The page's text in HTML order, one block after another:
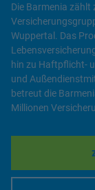
Die Barmenia zählt
Wuppertal. Das
hin zu Haftpflicht-
und
betreut die
Millionen